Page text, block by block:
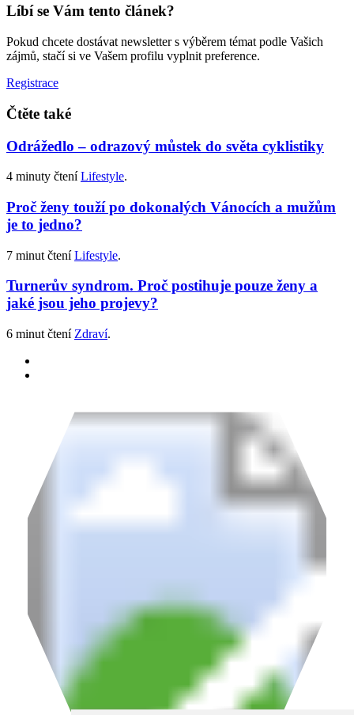
Líbí se Vám tento článek?
Pokud chcete dostávat newsletter s výběrem témat podle Vašich
zájmů, stačí si ve Vašem profilu vyplnit preference.
Registrace
Čtěte také
Odrážedlo – odrazový můstek do světa cyklistiky
4 minuty čtení Lifestyle.
Proč ženy touží po dokonalých Vánocích a mužům
je to jedno?
7 minut čtení Lifestyle.
Turnerův syndrom. Proč postihuje pouze ženy a
jaké jsou jeho projevy?
6 minut čtení Zdraví.